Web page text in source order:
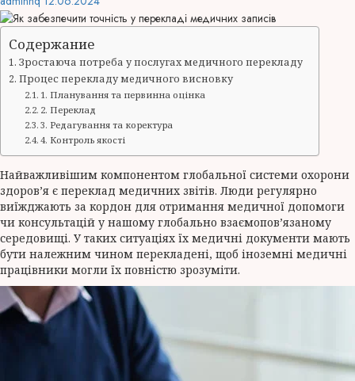
Содержание
Зростаюча потреба у послугах медичного перекладу
Процес перекладу медичного висновку
1. Планування та первинна оцінка
2. Переклад
3. Редагування та коректура
4. Контроль якості
Найважливішим компонентом глобальної системи охорони
здоров’я є переклад медичних звітів. Люди регулярно
виїжджають за кордон для отримання медичної допомоги
чи консультацій у нашому глобально взаємопов’язаному
середовищі. У таких ситуаціях їх медичні документи мають
бути належним чином перекладені, щоб іноземні медичні
працівники могли їх повністю зрозуміти.